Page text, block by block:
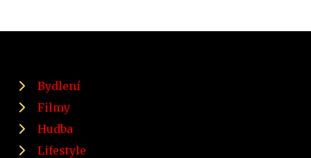
Bydlení
Filmy
Hudba
Lifestyle